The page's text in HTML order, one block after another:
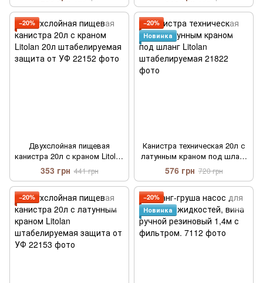
−20%
Двухслойная пищевая
канистра 20л с краном Litolan
20л штабелируемая защита
от УФ
353 грн 441 грн
−20%
Новинка
Канистра техническая 20л с
латунным краном под шланг
Litolan штабелируемая
576 грн 720 грн
−20%
−20%
Новинка